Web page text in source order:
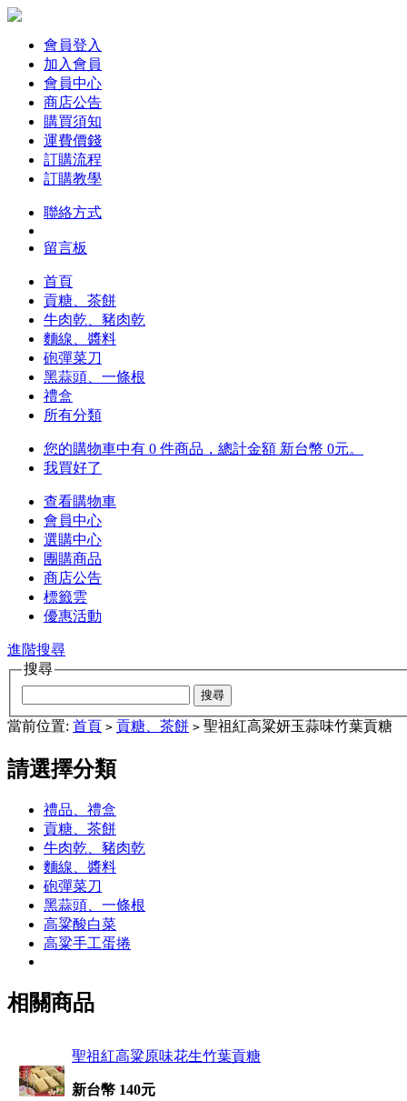
會員登入
加入會員
會員中心
商店公告
購買須知
運費價錢
訂購流程
訂購教學
聯絡方式
留言板
首頁
貢糖、茶餅
牛肉乾、豬肉乾
麵線、醬料
砲彈菜刀
黑蒜頭、一條根
禮盒
所有分類
您的購物車中有 0 件商品，總計金額 新台幣 0元。
我買好了
查看購物車
會員中心
選購中心
團購商品
商店公告
標籤雲
優惠活動
進階搜尋
搜尋
當前位置: 首頁 > 貢糖、茶餅 > 聖祖紅高粱妍玉蒜味竹葉貢糖
請選擇分類
禮品、禮盒
貢糖、茶餅
牛肉乾、豬肉乾
麵線、醬料
砲彈菜刀
黑蒜頭、一條根
高粱酸白菜
高粱手工蛋捲
相關商品
聖祖紅高粱原味花生竹葉貢糖
新台幣 140元